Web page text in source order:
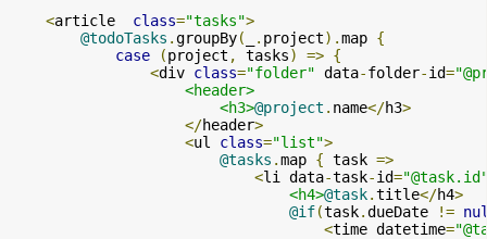
<article class="tasks">
@todoTasks .groupBy( . project).map {
case
(project , tasks) => {
<div class="folder" data-folder-id=
<header>
<h3>@project . name</h3>
</header>
<ul class="list">
@tasks .map { task =>
<li data-task-id=
<h4>@task.title</h4>
@if(task.dueDate !=
<time datetime=